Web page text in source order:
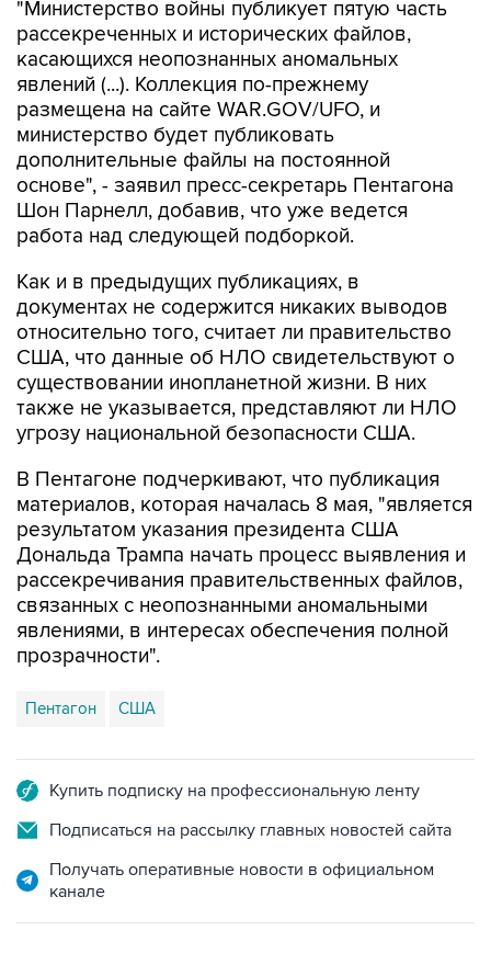
касающихся неопознанных аномальных
явлений (...). Коллекция по-прежнему
размещена на сайте WAR.GOV/UFO, и
министерство будет публиковать
дополнительные файлы на постоянной
основе", - заявил пресс-секретарь Пентагона
Шон Парнелл, добавив, что уже ведется
работа над следующей подборкой.
Как и в предыдущих публикациях, в
относительно того, считает ли правительство
США, что данные об НЛО свидетельствуют о
существовании инопланетной жизни. В них
также не указывается, представляют ли НЛО
угрозу национальной безопасности США.
В Пентагоне подчеркивают, что публикация
результатом указания президента США
Дональда Трампа начать процесс выявления и
рассекречивания правительственных файлов,
связанных с неопознанными аномальными
явлениями, в интересах обеспечения полной
прозрачности".
Пентагон США
Подписаться на рассылку главных новостей сайта
Получать оперативные новости в официальном